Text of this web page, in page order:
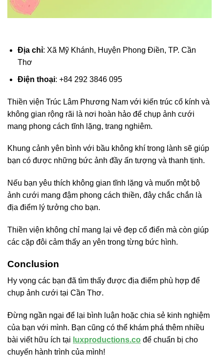
Địa chỉ: Xã Mỹ Khánh, Huyện Phong Điền, TP. Cần
Thơ
Điện thoại: +84 292 3846 095
Thiền viện Trúc Lâm Phương Nam với kiến trúc cổ kính và
không gian rộng rãi là nơi hoàn hảo để chụp ảnh cưới
mang phong cách tĩnh lặng, trang nghiêm.
Khung cảnh yên bình với bầu không khí trong lành sẽ giúp
bạn có được những bức ảnh đầy ấn tượng và thanh tịnh.
Nếu bạn yêu thích không gian tĩnh lặng và muốn một bộ
ảnh cưới mang đậm phong cách thiền, đây chắc chắn là
địa điểm lý tưởng cho bạn.
Thiền viện không chỉ mang lại vẻ đẹp cổ điển mà còn giúp
các cặp đôi cảm thấy an yên trong từng bức hình.
Conclusion
Hy vọng các bạn đã tìm thấy được địa điểm phù hợp để
chụp ảnh cưới tại Cần Thơ.
Đừng ngần ngại để lại bình luận hoặc chia sẻ kinh nghiệm
của bạn với mình. Bạn cũng có thể khám phá thêm nhiều
bài viết hữu ích tại luxproductions.co để chuẩn bị cho
chuyến hành trình của mình!